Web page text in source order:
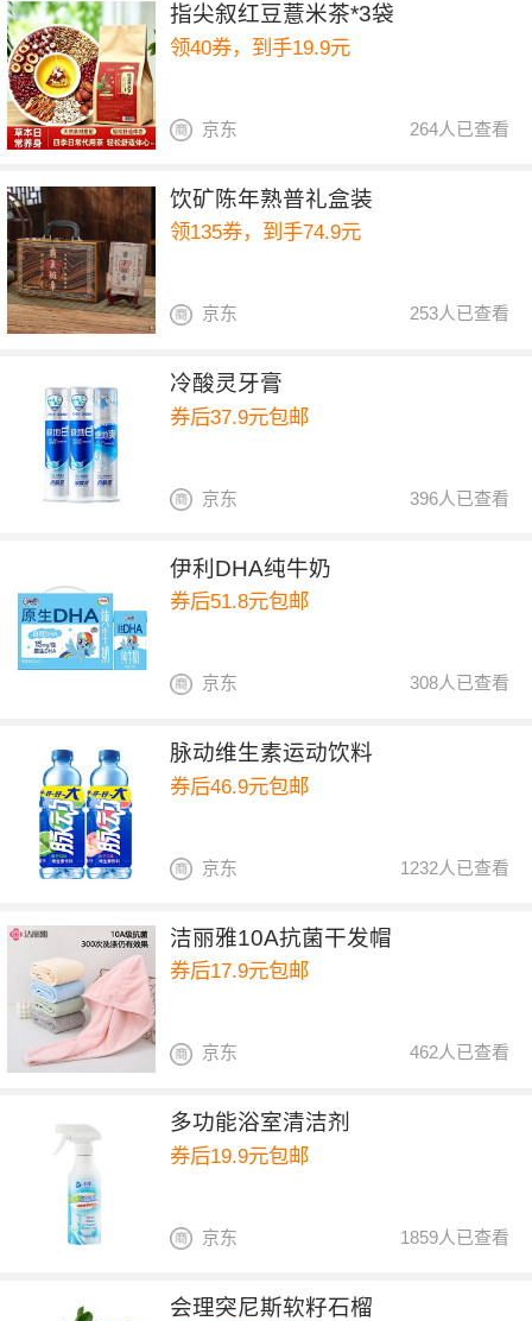
指尖叙红豆薏米茶*3袋
领40券，到手19.9元
264人已查看
京东
饮矿陈年熟普礼盒装
领135券，到手74.9元
253人已查看
京东
冷酸灵牙膏
券后37.9元包邮
396人已查看
京东
伊利DHA纯牛奶
券后51.8元包邮
308人已查看
京东
脉动维生素运动饮料
券后46.9元包邮
1232人已查看
京东
洁丽雅10A抗菌干发帽
券后17.9元包邮
462人已查看
京东
多功能浴室清洁剂
券后19.9元包邮
1859人已查看
京东
会理突尼斯软籽石榴